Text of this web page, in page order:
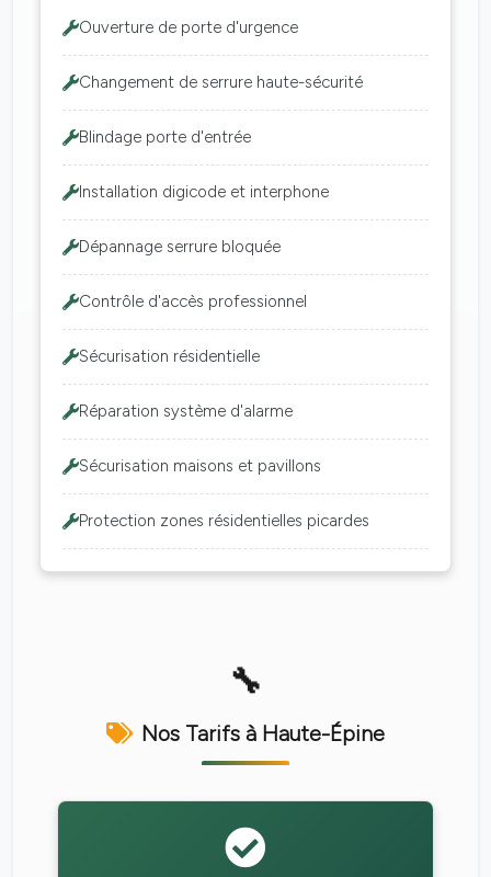
Ouverture de porte d'urgence
Changement de serrure haute-sécurité
Blindage porte d'entrée
Installation digicode et interphone
Dépannage serrure bloquée
Contrôle d'accès professionnel
Sécurisation résidentielle
Réparation système d'alarme
Sécurisation maisons et pavillons
Protection zones résidentielles picardes
Nos Tarifs à Haute-Épine